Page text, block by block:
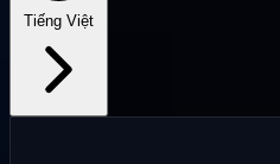
Tiếng Việt